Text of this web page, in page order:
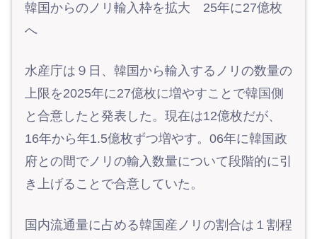
韓国からのノリ輸入枠を拡大 25年に27億枚
へ
水産庁は９日、韓国から輸入するノリの数量の
上限を2025年に27億枚に増やすことで韓国側
と合意したと発表した。現在は12億枚だが、
16年から年1.5億枚ずつ増やす。06年に韓国政
府との間でノリの輸入数量について段階的に引
き上げることで合意していた。
国内流通量に占める韓国産ノリの割合は１割程